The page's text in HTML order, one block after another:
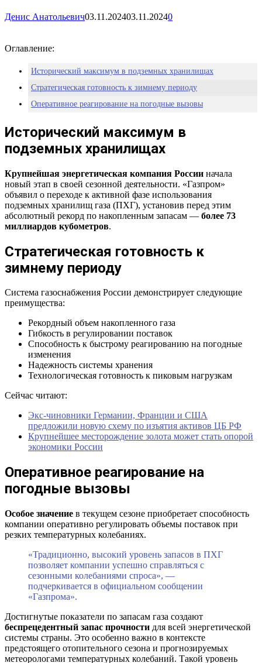
Денис Анатольевич03.11.202403.11.20240
Оглавление:
Исторический максимум в подземных хранилищах
Стратегическая готовность к зимнему периоду
Оперативное реагирование на погодные вызовы
Исторический максимум в
подземных хранилищах
Крупнейшая энергетическая компания России начала
новый этап в своей сезонной деятельности. «Газпром»
объявил о переходе к активной фазе использования
подземных хранилищ газа (ПХГ), установив перед этим
абсолютный рекорд по накопленным запасам — более 73
миллиардов кубометров.
Стратегическая готовность к
зимнему периоду
Система газоснабжения России демонстрирует следующие
преимущества:
Рекордный объем накопленного газа
Гибкость в регулировании поставок
Способность к быстрому реагированию на погодные
изменения
Надежность системы хранения
Технологическая готовность к пиковым нагрузкам
Сейчас читают:
Экс-чиновники Германии, Франции и США
предложили новую схему по изъятия активов ЦБ РФ
Крупнейшее месторождение золота может стать опорой
экономики России
Оперативное реагирование на
погодные вызовы
Особое значение в текущем сезоне приобретает способность
компании оперативно регулировать объемы поставок при
резких температурных колебаниях.
«Традиционно, высокий уровень запасов в ПХГ
позволяет компании успешно справляться с
сезонными колебаниями спроса», —
подчеркивается в официальном сообщении
«Газпрома».
Достигнутые показатели по запасам газа создают
беспрецедентный запас прочности для всей энергетической
системы страны. Это особенно важно в контексте
предстоящего отопительного сезона и прогнозируемых
метеорологами температурных колебаний. Такой уровень